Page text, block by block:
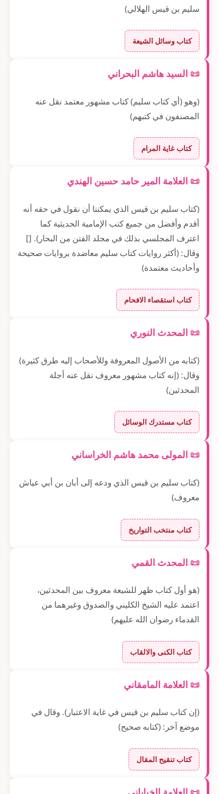
سليم بن قيس الهلالي)
كتاب وسائل الشيعة
📜 السيد هاشم البحراني
(وهو (أي كتاب سليم) كتاب مشهور معتمد نقل عنه
المصنفون في كتبهم)
كتاب غاية المرام
📜 العلامة المير حامد حسين الهندي
(كتاب سليم بن قيس الذي يمكننا أن نقول في حقه أنه
أقدم وأفضل من جميع كتب الإمامية الحديثية كما
اعترف المجلسي بذلك في مجلد الفتن من البحار). []
وقال: (أكثر روايات كتاب سليم معاضدة بروايات صحيحة
وأحاديث معتمدة)
كتاب استقصاء الافحام
📜 المحدث النوري
(كتابه من الأصول المعروفة وللأصحاب إليه طرق كثيرة)
وقال: (إنه كتاب مشهور معروف نقل عنه أجلة
المحدثين)
كتاب مستدرك الوسائل
📜 المولى محمد هاشم الخراساني
(كتاب سليم بن قيس الذي ودعه إلى أبان بن أبي عياش
معروف)
كتاب منتخب التواريخ
📜 المحدث القمي
(هو أول كتاب ظهر للشيعة معروف بين المحدثين،
اعتمد عليه الشيخ الكليني والصدوق وغيرهما من
القدماء رضوان الله عليهم)
كتاب الكنى والالقاب
📜 العلامة المامقاني
(إن كتاب سليم بن قيس في غاية الاعتبار). وقال في
موضع آخر: (كتابه صحيح)
كتاب تنقيح المقال